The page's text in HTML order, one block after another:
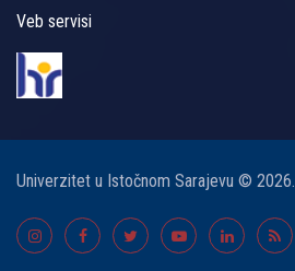
Veb servisi
Univerzitet u Istočnom Sarajevu © 2026.